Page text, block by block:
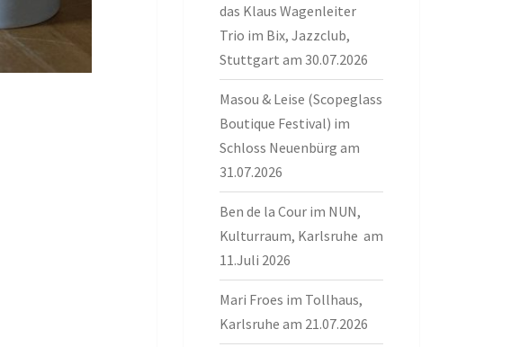
das Klaus Wagenleiter
Trio im Bix, Jazzclub,
Stuttgart am 30.07.2026
Masou & Leise (Scopeglass
Boutique Festival) im
Schloss Neuenbürg am
31.07.2026
Ben de la Cour im NUN,
Kulturraum, Karlsruhe am
11.Juli 2026
Mari Froes im Tollhaus,
Karlsruhe am 21.07.2026